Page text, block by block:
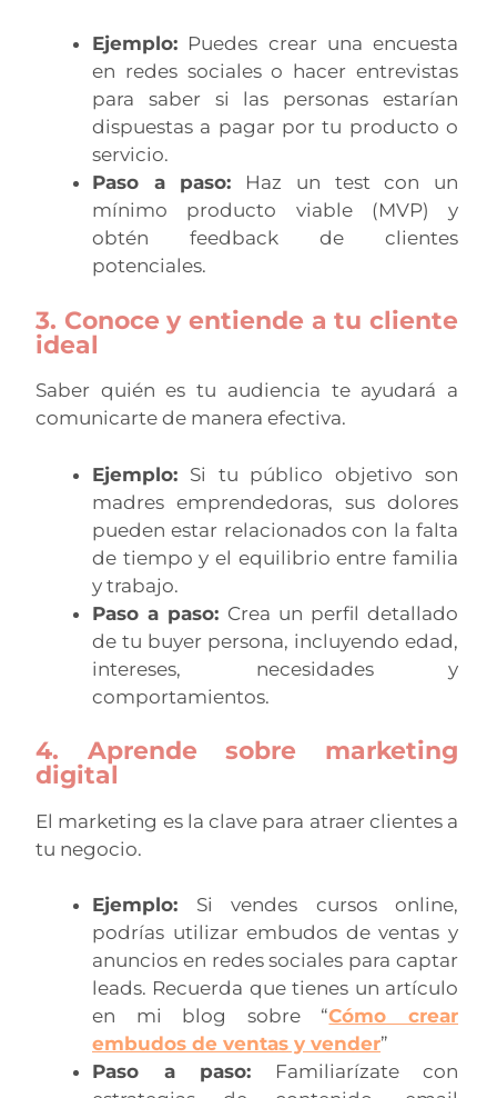
Ejemplo: Puedes crear una encuesta
en redes sociales o hacer entrevistas
para saber si las personas estarían
dispuestas a pagar por tu producto o
servicio.
Paso a paso: Haz un test con un
mínimo producto viable (MVP) y
obtén feedback de clientes
potenciales.
3. Conoce y entiende a tu cliente
ideal
Saber quién es tu audiencia te ayudará a
comunicarte de manera efectiva.
Ejemplo: Si tu público objetivo son
madres emprendedoras, sus dolores
pueden estar relacionados con la falta
de tiempo y el equilibrio entre familia
y trabajo.
Paso a paso: Crea un perfil detallado
de tu buyer persona, incluyendo edad,
intereses, necesidades y
comportamientos.
4. Aprende sobre marketing
digital
El marketing es la clave para atraer clientes a
tu negocio.
Ejemplo: Si vendes cursos online,
podrías utilizar embudos de ventas y
anuncios en redes sociales para captar
leads. Recuerda que tienes un artículo
en mi blog sobre “Cómo crear
embudos de ventas y vender”
Paso a paso: Familiarízate con